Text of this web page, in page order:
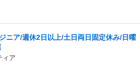
ニア/週休2日以上/土日両日固定休み/日曜
ィア